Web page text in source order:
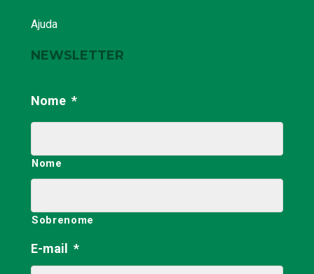
Ajuda
NEWSLETTER
Nome *
Nome
Sobrenome
E-mail *